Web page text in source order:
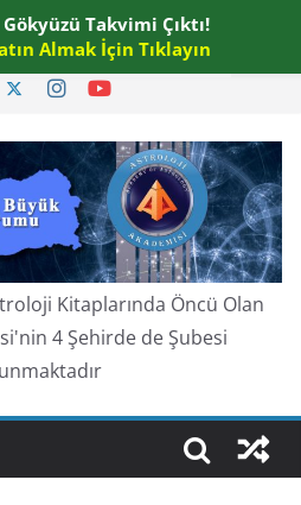
9, 2026
Kitaplarında Öncü Olan
4 Şehirde de Şubesi
Gökyüzü Takvimi Çıktı!
Almak İçin Tıklayın